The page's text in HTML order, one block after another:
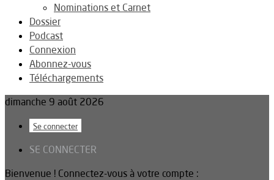
Nominations et Carnet
Dossier
Podcast
Connexion
Abonnez-vous
Téléchargements
dimanche 9 août 2026
Se connecter
SE CONNECTER
Bienvenue ! Connectez-vous à votre compte :